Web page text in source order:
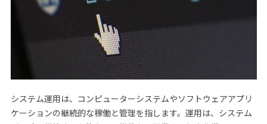
システム運用は、コンピューターシステムやソフトウェアアプリ
ケーションの継続的な稼働と管理を指します。運用は、システム